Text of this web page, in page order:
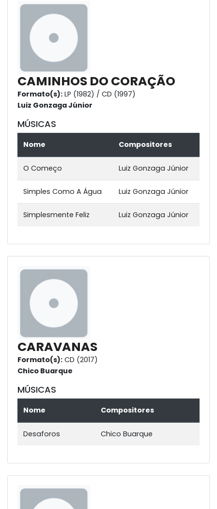
CAMINHOS DO CORAÇÃO
Formato(s): LP (1982) / CD (1997)
Luiz Gonzaga Júnior
MÚSICAS
Nome Compositores
O Começo Luiz Gonzaga Júnior
Simples Como A Água Luiz Gonzaga Júnior
Simplesmente Feliz Luiz Gonzaga Júnior
CARAVANAS
Formato(s): CD (2017)
Chico Buarque
MÚSICAS
Nome Compositores
Desaforos Chico Buarque